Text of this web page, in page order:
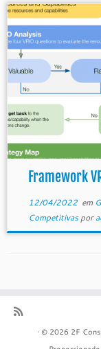
Framework
12/04/2022em
Competitivaspor
· © 2026 2F